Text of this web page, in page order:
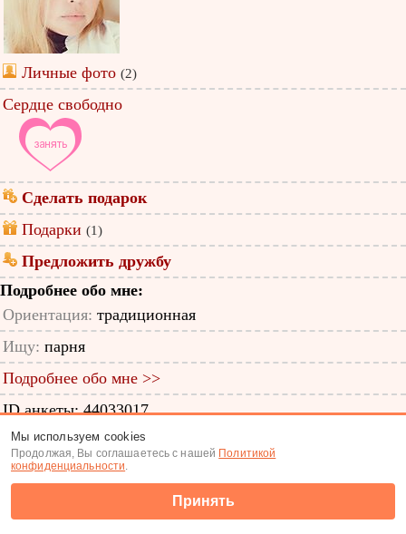
Личные фото (2)
Сердце свободно
Сделать подарок
Подарки (1)
Предложить дружбу
Подробнее обо мне:
Ориентация: традиционная
Ищу: парня
Подробнее обо мне >>
ID анкеты: 44033017
Знакомства|Поиск анкет
(c) Tabor.ru 2026
Мы используем cookies
Продолжая, Вы соглашаетесь с нашей Политикой
конфиденциальности.
Принять